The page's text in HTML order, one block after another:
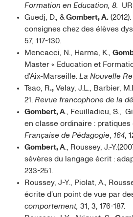
Formation en Education, 8.
Guedj, D., &Gombert, A.
consignes chez des élèves
57, 117-130.
Mencacci, N., Harma, K.,
Master « Education et
d’Aix-Marseille. La Nouvelle
Tsao, R., Velay, J.L., Barbier,
21. Revue francophone de la
Gombert, A., Feuilladieu, S.,
en classe ordinaire : pratiques
Française de Pédagogie, 164,
Gombert, A., Roussey, J.-
sévères du langage écrit :
233-251.
Roussey, J-Y., Piolat, A.,
écrite d’un point de vue par
comportement, 31, 3, 176-187.